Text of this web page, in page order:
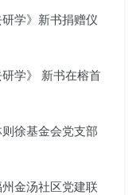
学》新书捐赠仪
学》 新书在榕首
徐基金会党支部
金汤社区党建联